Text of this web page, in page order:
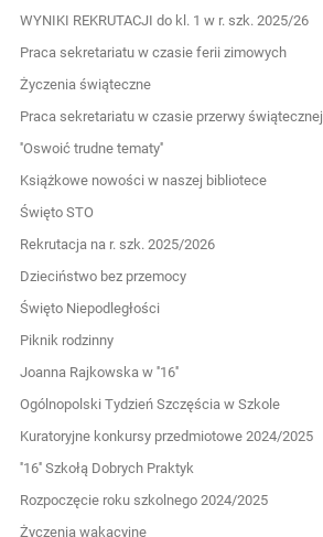
WYNIKI REKRUTACJI do kl. 1 w r. szk. 2025/26
Praca sekretariatu w czasie ferii zimowych
Życzenia świąteczne
Praca sekretariatu w czasie przerwy świątecznej
''Oswoić trudne tematy''
Książkowe nowości w naszej bibliotece
Święto STO
Rekrutacja na r. szk. 2025/2026
Dzieciństwo bez przemocy
Święto Niepodległości
Piknik rodzinny
Joanna Rajkowska w ''16''
Ogólnopolski Tydzień Szczęścia w Szkole
Kuratoryjne konkursy przedmiotowe 2024/2025
''16'' Szkołą Dobrych Praktyk
Rozpoczęcie roku szkolnego 2024/2025
Życzenia wakacyjne